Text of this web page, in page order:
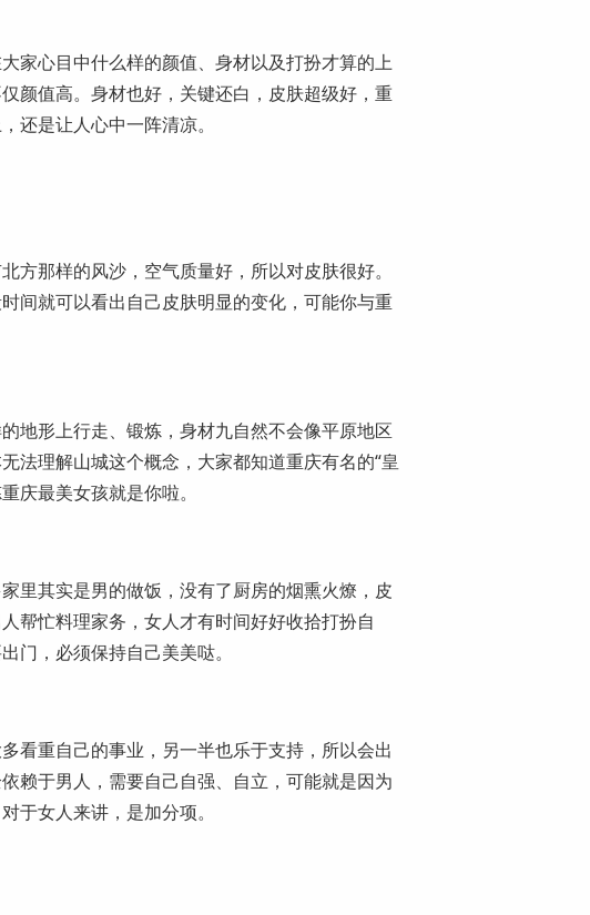
家心目中什么样的颜值、身材以及打扮才算的上
颜值高。身材也好，关键还白，皮肤超级好，重
还是让人心中一阵清凉。
方那样的风沙，空气质量好，所以对皮肤很好。
间就可以看出自己皮肤明显的变化，可能你与重
地形上行走、锻炼，身材九自然不会像平原地区
法理解山城这个概念，大家都知道重庆有名的“皇
庆最美女孩就是你啦。
里其实是男的做饭，没有了厨房的烟熏火燎，皮
帮忙料理家务，女人才有时间好好收拾打扮自
门，必须保持自己美美哒。
看重自己的事业，另一半也乐于支持，所以会出
赖于男人，需要自己自强、自立，可能就是因为
于女人来讲，是加分项。